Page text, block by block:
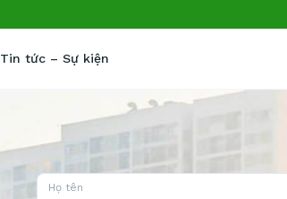
Tin tức – Sự kiện
Họ tên